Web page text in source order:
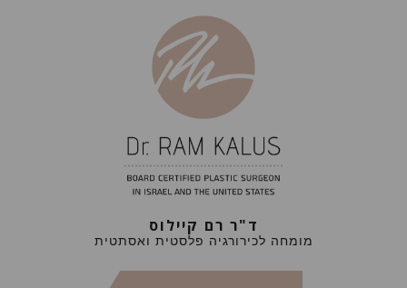
ד"ר רם קיילוס
מומחה לכירורגיה פלסטית ואסתטית